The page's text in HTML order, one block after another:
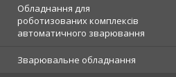
Обладнання для
роботизованих комплексів
автоматичного зварювання
Зварювальне обладнання